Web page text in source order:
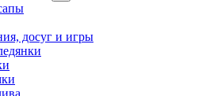
досуг и игры